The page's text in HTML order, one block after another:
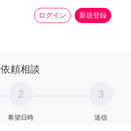
ログイン 新規登録
家事 more_horiz
依頼相談
2
希望日時
3
送信